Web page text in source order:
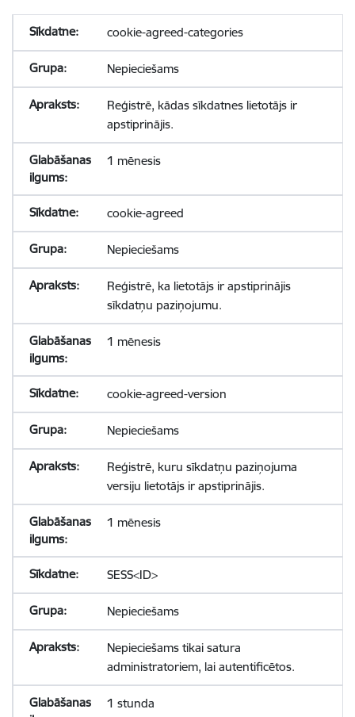
cookie-agreed-categories
Nepieciešams
Reģistrē, kādas sīkdatnes lietotājs ir
apstiprinājis.
1 mēnesis
cookie-agreed
Nepieciešams
Reģistrē, ka lietotājs ir apstiprinājis
sīkdatņu paziņojumu.
1 mēnesis
cookie-agreed-version
Nepieciešams
Reģistrē, kuru sīkdatņu paziņojuma
versiju lietotājs ir apstiprinājis.
1 mēnesis
SESS<ID>
Nepieciešams
Nepieciešams tikai satura
administratoriem, lai autentificētos.
1 stunda